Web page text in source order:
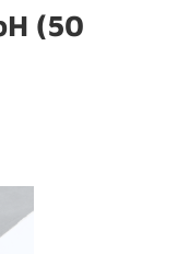
(50